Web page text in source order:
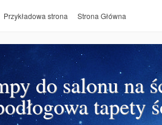
Przykładowa strona Strona Główna
do salonu na
tapety